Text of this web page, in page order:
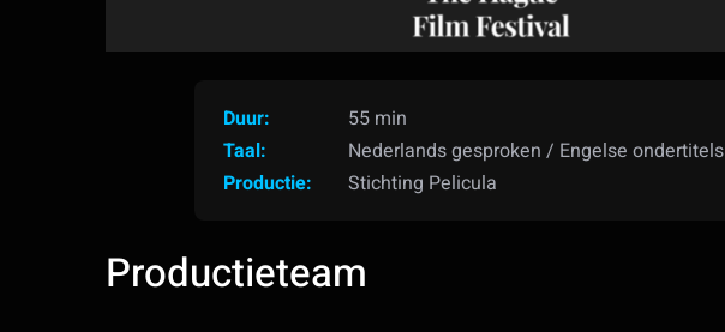
Duur:
55 min
Taal:
Nederlands gesproken / Engelse ondertitels
Productie:
Stichting Pelicula
Productieteam